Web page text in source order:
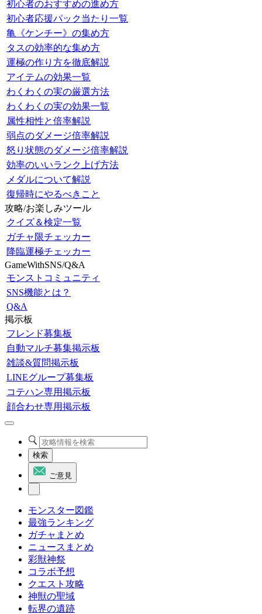
初心者のおすすめの進め方
初心者応援パック当たり一覧
亀《ケンチー》の集め方
タスの効率的な集め方
運極の作り方を徹底解説
アイテムの効果一覧
わくわくの実の厳選方法
わくわくの実の効果一覧
属性相性と倍率解説
弱点のダメージ倍率解説
怒り状態のダメージ倍率解説
効率のいいランク上げ方法
メダルについて解説
復帰時にやるべきこと
攻略/お楽しみツール
クイズ＆検定一覧
ガチャ限チェッカー
降臨運極チェッカー
GameWithSNS/Q&A
モンストコミュニティ
SNS機能とは？
Q&A
掲示板
フレンド募集板
自動マルチ募集掲示板
雑談&質問掲示板
LINEグループ募集板
コテハン専用掲示板
顔合わせ専用掲示板
検索
ご意見
モンスター図鑑
最強ランキング
ガチャまとめ
ニュースまとめ
彩獣神祭
コラボ予想
クエスト攻略
神獣の聖域
転界の遺跡